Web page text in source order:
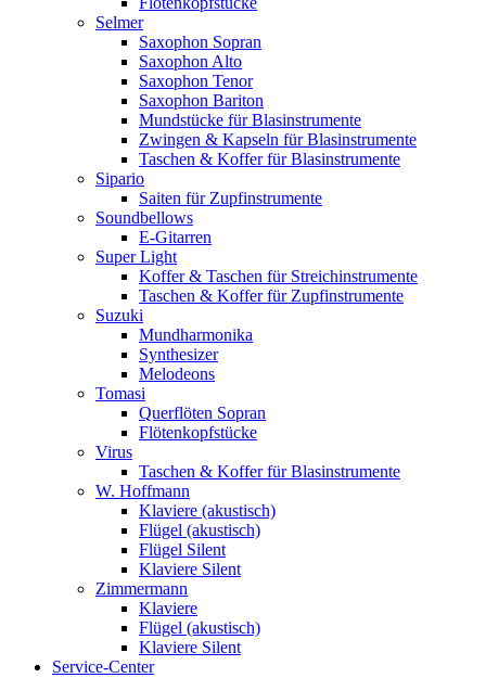
Selmer
Saxophon Sopran
Saxophon Alto
Saxophon Tenor
Saxophon Bariton
Mundstücke für Blasinstrumente
Zwingen & Kapseln für Blasinstrumente
Taschen & Koffer für Blasinstrumente
Sipario
Saiten für Zupfinstrumente
Soundbellows
E-Gitarren
Super Light
Koffer & Taschen für Streichinstrumente
Taschen & Koffer für Zupfinstrumente
Suzuki
Mundharmonika
Synthesizer
Melodeons
Tomasi
Querflöten Sopran
Flötenkopfstücke
Virus
Taschen & Koffer für Blasinstrumente
W. Hoffmann
Klaviere (akustisch)
Flügel (akustisch)
Flügel Silent
Klaviere Silent
Zimmermann
Klaviere
Flügel (akustisch)
Klaviere Silent
Service-Center